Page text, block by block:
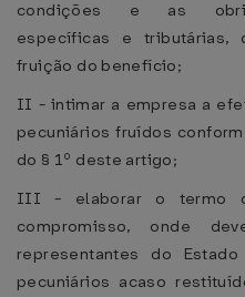
condições e as
específicas e
fruição do benefício;
II - intimar a empresa a
pecuniários fruídos
do § 1º deste artigo;
III - elaborar o termo
compromisso, onde
representantes do
pecuniários acaso